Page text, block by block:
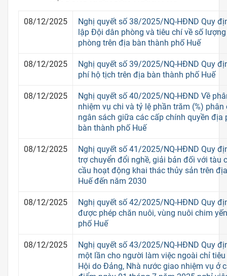
08/12/2025
Nghị quyết số 38/2025/NQ-HĐND Quy
lập Đội dân phòng và tiêu chí về số
phòng trên địa bàn thành phố Huế
08/12/2025
Nghị quyết số 39/2025/NQ-HĐND Quy
phí hộ tịch trên địa bàn thành phố Huế
08/12/2025
Nghị quyết số 40/2025/NQ-HĐND Về
nhiệm vụ chi và tỷ lệ phần trăm (%)
ngân sách giữa các cấp chính quyền địa
bàn thành phố Huế
08/12/2025
Nghị quyết số 41/2025/NQ-HĐND Quy
trợ chuyển đổi nghề, giải bản đối với tàu
cầu hoạt động khai thác thủy sản trên
Huế đến năm 2030
08/12/2025
Nghị quyết số 42/2025/NQ-HĐND Quy
được phép chăn nuôi, vùng nuôi chim
phố Huế
08/12/2025
Nghị quyết số 43/2025/NQ-HĐND Quy
một lần cho người làm việc ngoài chỉ
Hội do Đảng, Nhà nước giao nhiệm vụ ở